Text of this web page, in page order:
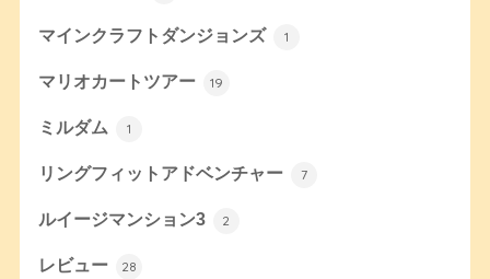
マインクラフトダンジョンズ 1
マリオカートツアー 19
ミルダム 1
リングフィットアドベンチャー 7
ルイージマンション3 2
レビュー 28